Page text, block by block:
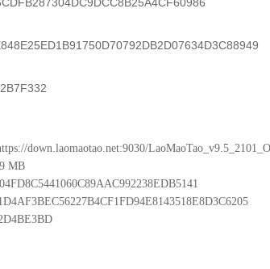
down.laomaotao.net:9030/
MB
04FD8C5441060C89AAC992238EDB5141